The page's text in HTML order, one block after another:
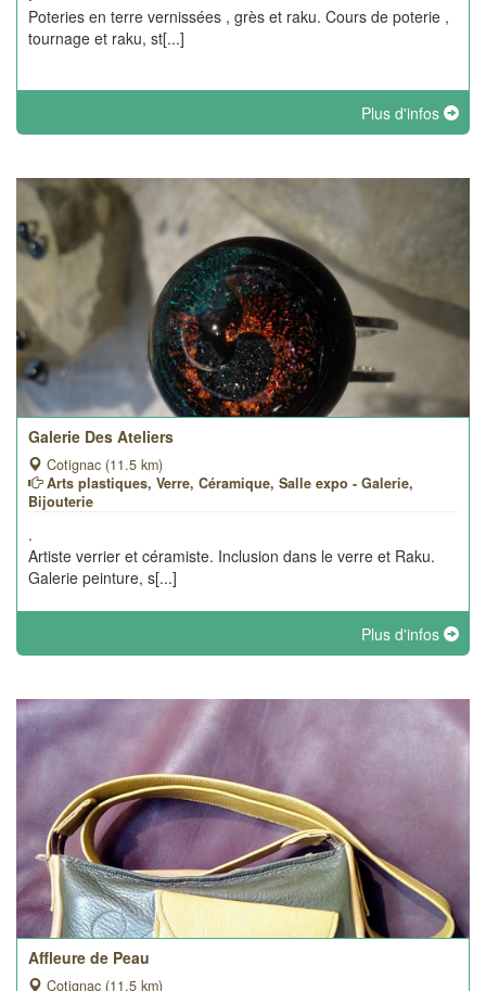
Poteries en terre vernissées , grès et raku. Cours de poterie ,
tournage et raku, st[...]
Plus d'infos
Galerie Des Ateliers
Cotignac (11.5 km)
Arts plastiques, Verre, Céramique, Salle expo - Galerie,
Bijouterie
.
Artiste verrier et céramiste. Inclusion dans le verre et Raku.
Galerie peinture, s[...]
Plus d'infos
Affleure de Peau
Cotignac (11.5 km)